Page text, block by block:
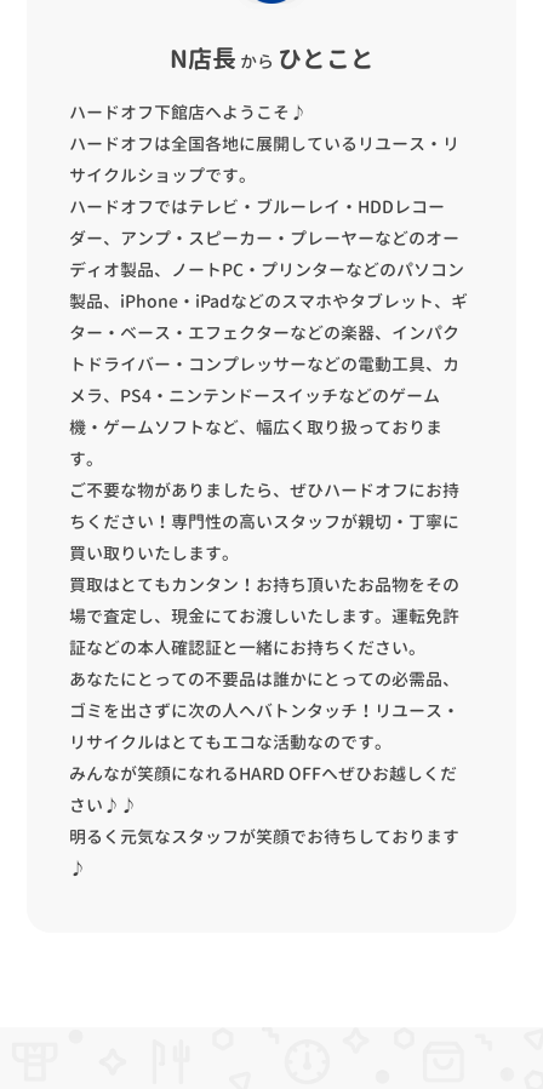
ハードオフは全国各地に展開しているリユース・リ
サイクルショップです。
ハードオフではテレビ・ブルーレイ・HDDレコー
ダー、アンプ・スピーカー・プレーヤーなどのオー
ディオ製品、ノートPC・プリンターなどのパソコン
製品、iPhone・iPadなどのスマホやタブレット、ギ
ター・ベース・エフェクターなどの楽器、インパク
トドライバー・コンプレッサーなどの電動工具、カ
メラ、PS4・ニンテンドースイッチなどのゲーム
機・ゲームソフトなど、幅広く取り扱っておりま
す。
ご不要な物がありましたら、ぜひハードオフにお持
ちください！専門性の高いスタッフが親切・丁寧に
買い取りいたします。
買取はとてもカンタン！お持ち頂いたお品物をその
場で査定し、現金にてお渡しいたします。運転免許
証などの本人確認証と一緒にお持ちください。
あなたにとっての不要品は誰かにとっての必需品、
ゴミを出さずに次の人へバトンタッチ！リユース・
リサイクルはとてもエコな活動なのです。
みんなが笑顔になれるHARD OFFへぜひお越しくだ
さい♪♪
明るく元気なスタッフが笑顔でお待ちしております
♪